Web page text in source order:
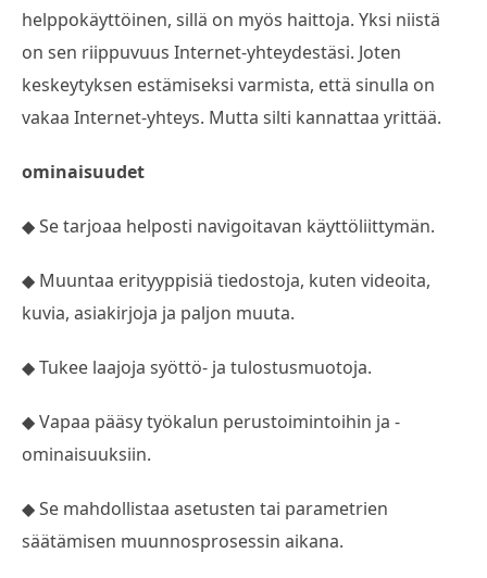
helppokäyttöinen, sillä on myös haittoja. Yksi niistä
on sen riippuvuus Internet-yhteydestäsi. Joten
keskeytyksen estämiseksi varmista, että sinulla on
vakaa Internet-yhteys. Mutta silti kannattaa yrittää.
ominaisuudet
◆ Se tarjoaa helposti navigoitavan käyttöliittymän.
◆ Muuntaa erityyppisiä tiedostoja, kuten videoita,
kuvia, asiakirjoja ja paljon muuta.
◆ Tukee laajoja syöttö- ja tulostusmuotoja.
◆ Vapaa pääsy työkalun perustoimintoihin ja -
ominaisuuksiin.
◆ Se mahdollistaa asetusten tai parametrien
säätämisen muunnosprosessin aikana.